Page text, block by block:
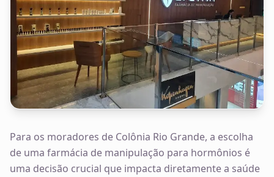
Para os moradores de Colônia Rio Grande, a escolha
de uma farmácia de manipulação para hormônios é
uma decisão crucial que impacta diretamente a saúde